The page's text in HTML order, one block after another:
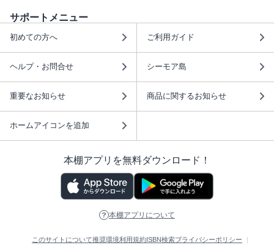
サポートメニュー
初めての方へ ご利用ガイド
ヘルプ・お問合せ シーモア島
重要なお知らせ 商品に関するお知らせ
ホームアイコンを追加
本棚アプリを無料ダウンロード！
本棚アプリについて
このサイトについて推奨環境利用規約 ISBN検索プライバシーポリシー